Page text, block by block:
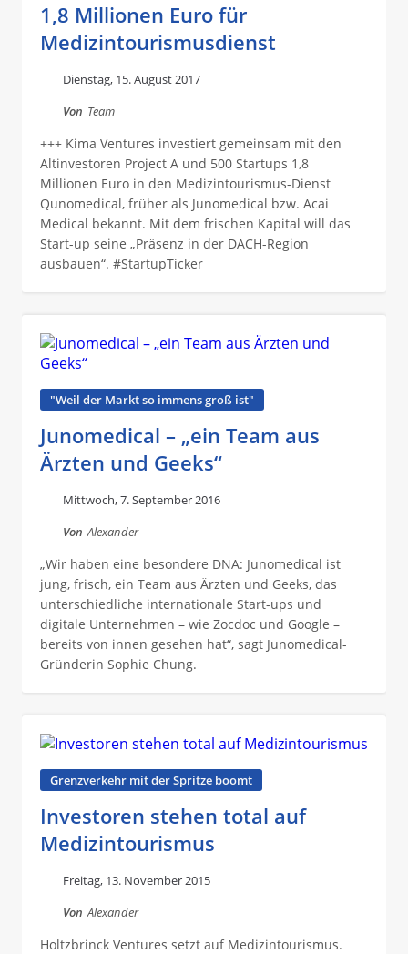
1,8 Millionen Euro für
Medizintourismusdienst
Dienstag, 15. August 2017
Von Team
+++ Kima Ventures investiert gemeinsam mit den
Altinvestoren Project A und 500 Startups 1,8
Millionen Euro in den Medizintourismus-Dienst
Qunomedical, früher als Junomedical bzw. Acai
Medical bekannt. Mit dem frischen Kapital will das
Start-up seine „Präsenz in der DACH-Region
ausbauen“. #StartupTicker
"Weil der Markt so immens groß ist"
Junomedical – „ein Team aus
Ärzten und Geeks“
Mittwoch, 7. September 2016
Von Alexander
„Wir haben eine besondere DNA: Junomedical ist
jung, frisch, ein Team aus Ärzten und Geeks, das
unterschiedliche internationale Start-ups und
digitale Unternehmen – wie Zocdoc und Google –
bereits von innen gesehen hat“, sagt Junomedical-
Gründerin Sophie Chung.
Grenzverkehr mit der Spritze boomt
Investoren stehen total auf
Medizintourismus
Freitag, 13. November 2015
Von Alexander
Holtzbrinck Ventures setzt auf Medizintourismus.